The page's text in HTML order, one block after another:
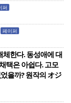
퍼
페이퍼
한다. 동성애에 대
택은 아쉽다. 고모
을까? 원작의 オジ